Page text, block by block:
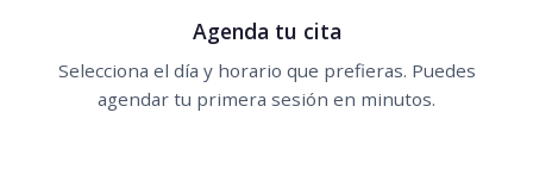
Agenda tu cita
Selecciona el día y horario que prefieras. Puedes
agendar tu primera sesión en minutos.